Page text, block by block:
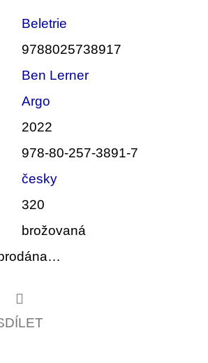
Beletrie
9788025738917
Ben Lerner
Argo
2022
978-80-257-3891-7
česky
320
brožovaná